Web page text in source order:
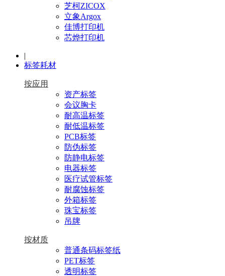
芝柯ZICOX
立象Argox
佳博打印机
芯烨打印机
|
标签耗材
按应用
资产标签
会议胸卡
耐高温标签
耐低温标签
PCB标签
防伪标签
防静电标签
电器标签
医疗试管标签
耐腐蚀标签
外箱标签
珠宝标签
吊牌
按材质
普通条码标签纸
PET标签
透明标签